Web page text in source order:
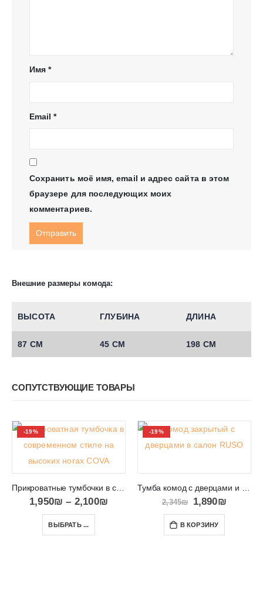
Имя*
Email*
Сохранить моё имя, email и адрес сайта в этом
браузере для последующих моих
комментариев.
Внешние размеры комода:
ВЫСОТА ГЛУБИНА ДЛИНА
87 СМ 45 СМ 198 СМ
СОПУТСТВУЮЩИЕ ТОВАРЫ
-19%
Прикроватные тумбочки в современном стиле на высоких ногах COVA
1,950₪ – 2,100₪
ВЫБРАТЬ ...
-19%
2,345₪ 1,890₪
В КОРЗИНУ